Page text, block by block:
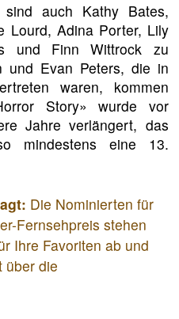
auch Kathy Bates,
Lourd, Adina Porter, Lily
und Finn Wittrock zu
und Evan Peters, die in
waren, kommen
Story» wurde vor
Jahre verlängert, das
mindestens eine 13.
Die Nominierten für
Fernsehpreis stehen
Ihre Favoriten ab und
über die